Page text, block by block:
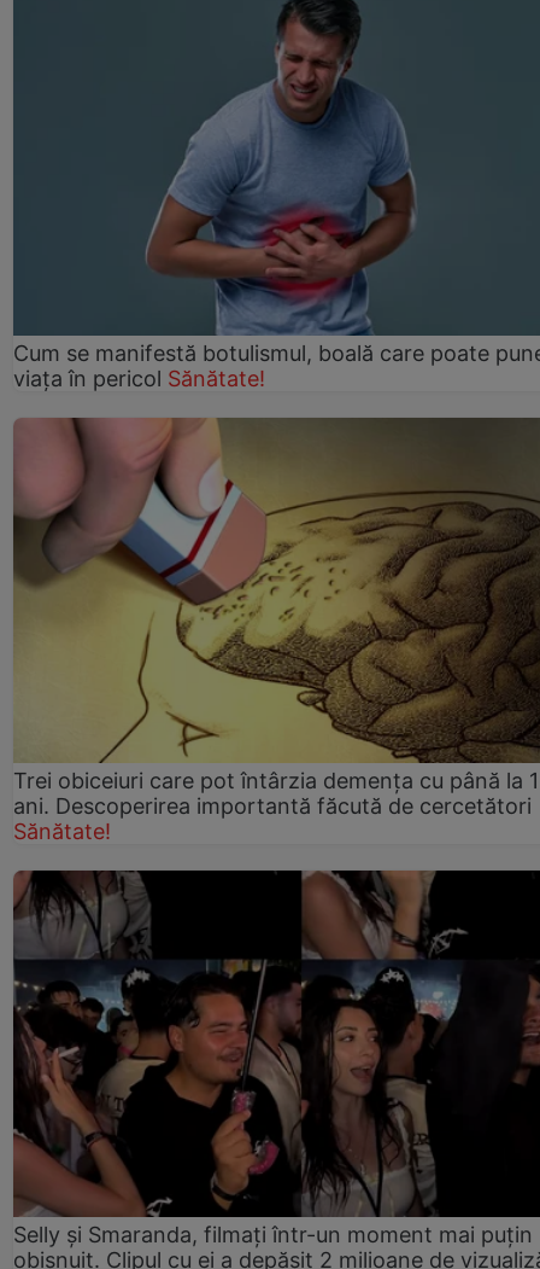
Cum se manifestă botulismul, boală care poate
viaţa în pericol Sănătate!
Trei obiceiuri care pot întârzia demența cu până la
ani. Descoperirea importantă făcută de cercetători
Sănătate!
Selly și Smaranda, filmați într-un moment mai puțin
obișnuit. Clipul cu ei a depășit 2 milioane de